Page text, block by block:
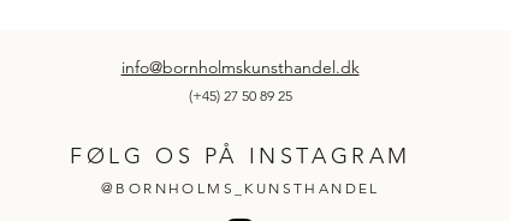
info@bornholmskunsthandel.dk
(+45) 27 50 89 25
FØLG OS PÅ INSTAGRAM
@BORNHOLMS_KUNSTHANDEL